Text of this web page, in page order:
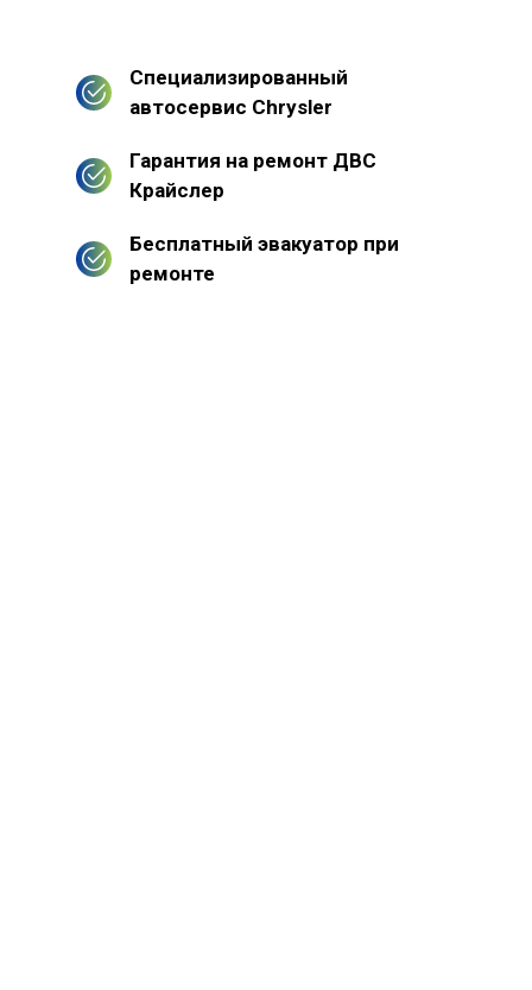
Специализированный
автосервис Chrysler
Гарантия на ремонт ДВС
Крайслер
Бесплатный эвакуатор при
ремонте